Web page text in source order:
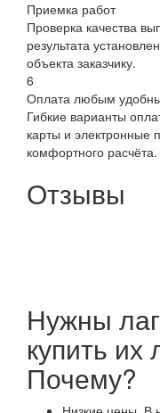
Приемка работ
Проверка качества
результата
объекта заказчику.
6
Оплата любым
Гибкие варианты
карты и электронные
комфортного расчёта.
Отзывы
Нужны
купить их
Почему?